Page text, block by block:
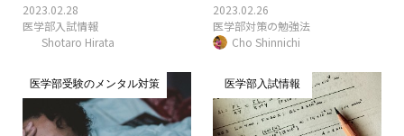
2023.02.28
医学部入試情報
Shotaro Hirata
2023.02.26
医学部対策の勉強法
Cho Shinnichi
医学部受験のメンタル対策 医学部入試情報